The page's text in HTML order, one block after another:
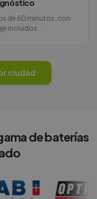
de 60 minutos, con
incluidos.
ciudad
de baterías